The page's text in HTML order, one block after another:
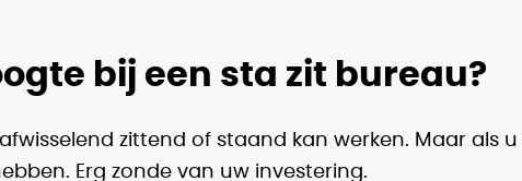
bij een sta zit bureau?
zittend of staand kan werken. Maar
Erg zonde van uw investering.